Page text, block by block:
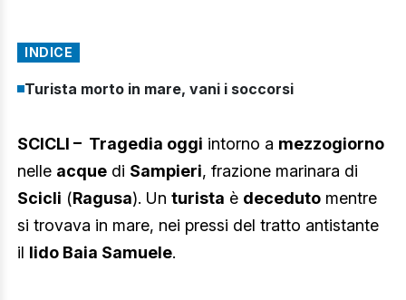
INDICE
Turista morto in mare, vani i soccorsi
SCICLI – Tragedia oggi intorno a mezzogiorno
nelle acque di Sampieri, frazione marinara di
Scicli (Ragusa). Un turista è deceduto mentre
si trovava in mare, nei pressi del tratto antistante
il lido Baia Samuele.